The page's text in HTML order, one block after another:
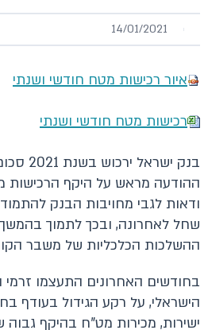
14/01/2021
איור רכישות מטח חודשי ושנתי
רכישות מטח חודשי ושנתי​
ההודעה מראש על היקף הרכישות
ודאות לגבי מחויבות הבנק
שחל לאחרונה, ובכך לתמוך
ההשלכות הכלכליות של משבר
בחודשים האחרונים התעצמו
הישראלי, על רקע הגידול בעודף
ישירות, מכירות מט"ח בהיקף